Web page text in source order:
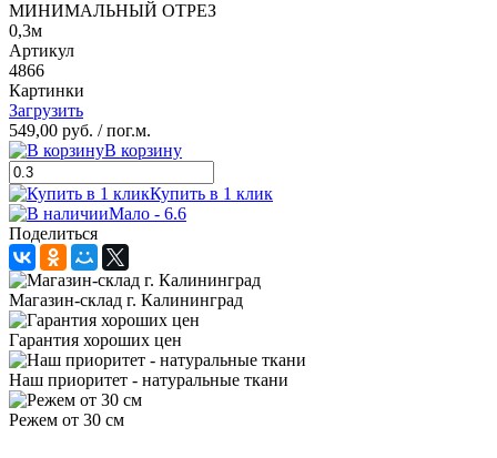
МИНИМАЛЬНЫЙ ОТРЕЗ
0,3м
Артикул
4866
Картинки
Загрузить
549,00 руб. / пог.м.
В корзину
Купить в 1 клик
Мало - 6.6
Поделиться
Магазин-склад г. Калининград
Гарантия хороших цен
Наш приоритет - натуральные ткани
Режем от 30 см